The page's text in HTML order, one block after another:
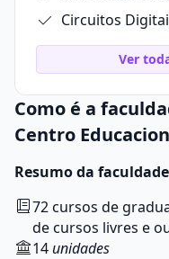
Circuitos
Ver
Como é a
Centro
Resumo da faculdade
72 cursos de
de cursos livres e
14unidades